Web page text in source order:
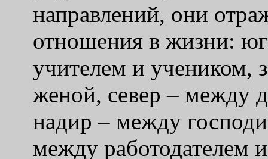
направлений, они
отношения в жизни:
учителем и учеником,
женой, север – между
надир – между
между работодателем